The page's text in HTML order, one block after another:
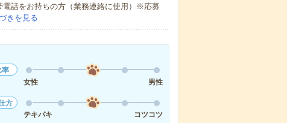
話をお持ちの方（業務連絡に使用）※応募
きを見る
率
女性
男性
方
テキパキ
コツコツ